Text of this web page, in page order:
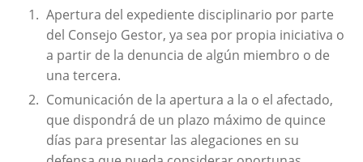
Apertura del expediente disciplinario por parte
del Consejo Gestor, ya sea por propia iniciativa o
a partir de la denuncia de algún miembro o de
una tercera.
Comunicación de la apertura a la o el afectado,
que dispondrá de un plazo máximo de quince
días para presentar las alegaciones en su